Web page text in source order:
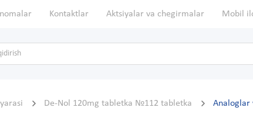
Kontaktlar Aktsiyalar va chegirmalar Mobil
De-Nol 120mg tabletka №112 tabletka Analoglar